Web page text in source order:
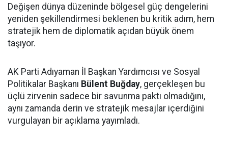
Değişen dünya düzeninde bölgesel güç dengelerini
yeniden şekillendirmesi beklenen bu kritik adım, hem
stratejik hem de diplomatik açıdan büyük önem
taşıyor.
AK Parti Adıyaman İl Başkan Yardımcısı ve Sosyal
Politikalar Başkanı Bülent Buğday, gerçekleşen bu
üçlü zirvenin sadece bir savunma paktı olmadığını,
aynı zamanda derin ve stratejik mesajlar içerdiğini
vurgulayan bir açıklama yayımladı.